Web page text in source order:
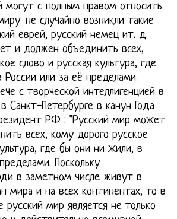
могут с полным правом относить
не случайно возникли такие
еврей, русский немец ит. д.
и должен объединить всех,
слово и русская культура, где
или за её пределами.
с творческой интеллигенцией в
Санкт-Петербурге в канун Года
РФ : "Русский мир может
всех, кому дорого русское
где бы они ни жили, в
Поскольку
в заметном числе живут в
мира и на всех континентах, то в
русский мир является не только